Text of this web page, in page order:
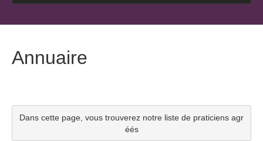
Choisir une bonne école
Annuaire
Dans cette page, vous trouverez notre liste de praticiens agr
éés